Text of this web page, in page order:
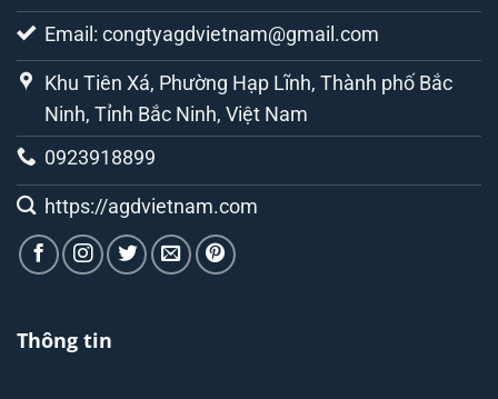
Email: congtyagdvietnam@gmail.com
Khu Tiên Xá, Phường Hạp Lĩnh, Thành phố Bắc
Ninh, Tỉnh Bắc Ninh, Việt Nam
0923918899
https://agdvietnam.com
Thông tin